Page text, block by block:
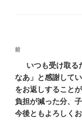
投
ナ
ビ
ゲ
ー
過
の
投
稿
前
いつも受け取る
なあ」と感謝して
をお返しすること
負担が減った分、
今後ともよろしくお